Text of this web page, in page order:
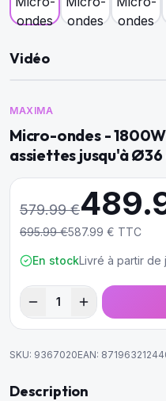
Vidéo
MAXIMA
Micro-ondes -
assiettes jusqu'à
579.99€
695.99€587.99 € TTC
En stockLivré à partir de
1
SKU: 9367020EAN:
Description